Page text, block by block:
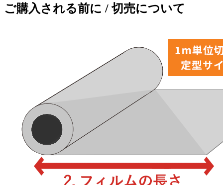
ご購入される前に / 切売について